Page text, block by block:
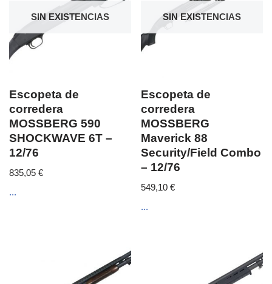
SIN EXISTENCIAS
Escopeta de
corredera
MOSSBERG 590
SHOCKWAVE 6T –
12/76
835,05 €
...
SIN EXISTENCIAS
Escopeta de
corredera
MOSSBERG
Maverick 88
Security/Field Combo
– 12/76
549,10€
...